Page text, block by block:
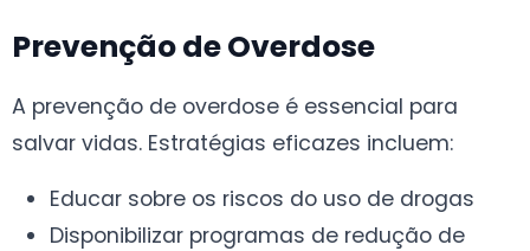
Prevenção de Overdose
A prevenção de overdose é essencial para
salvar vidas. Estratégias eficazes incluem:
Educar sobre os riscos do uso de drogas
Disponibilizar programas de redução de